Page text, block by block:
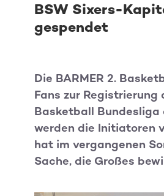
BSW Sixers-
gespendet
Die BARMER 2.
Fans zur Registrierung
Basketball
werden die Initiatoren
hat im vergangenen
Sache, die Großes